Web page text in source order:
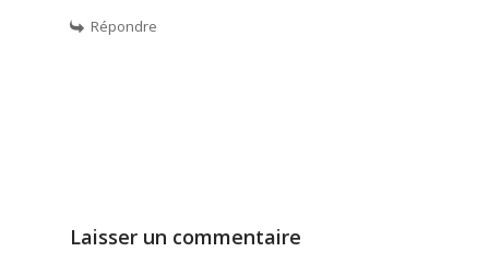
Répondre
Laisser un commentaire